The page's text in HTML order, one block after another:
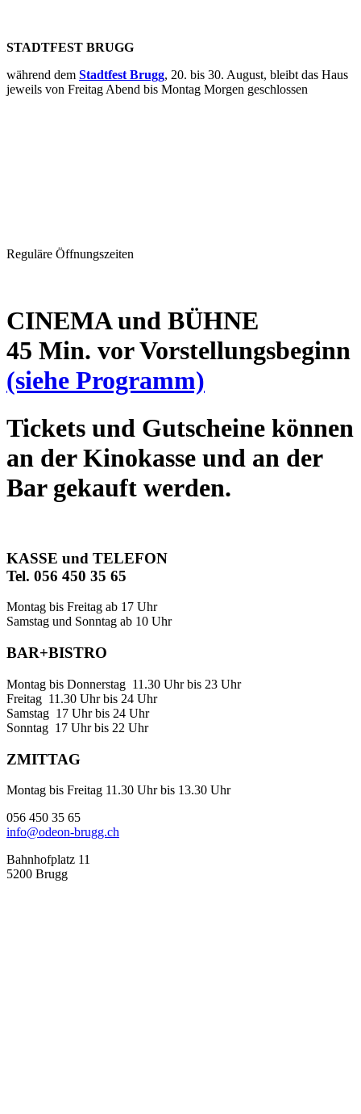
STADTFEST BRUGG
während dem Stadtfest Brugg, 20. bis 30. August, bleibt das Haus
jeweils von Freitag Abend bis Montag Morgen geschlossen
Reguläre Öffnungszeiten
CINEMA und BÜHNE
45 Min. vor Vorstellungsbeginn
(siehe Programm)
Tickets und Gutscheine können
an der Kinokasse und an der
Bar gekauft werden.
KASSE und TELEFON
Tel. 056 450 35 65
Montag bis Freitag ab 17 Uhr
Samstag und Sonntag ab 10 Uhr
BAR+BISTRO
Montag bis Donnerstag 11.30 Uhr bis 23 Uhr
Freitag 11.30 Uhr bis 24 Uhr
Samstag 17 Uhr bis 24 Uhr
Sonntag 17 Uhr bis 22 Uhr
ZMITTAG
Montag bis Freitag 11.30 Uhr bis 13.30 Uhr
056 450 35 65
info@odeon-brugg.ch
Bahnhofplatz 11
5200 Brugg